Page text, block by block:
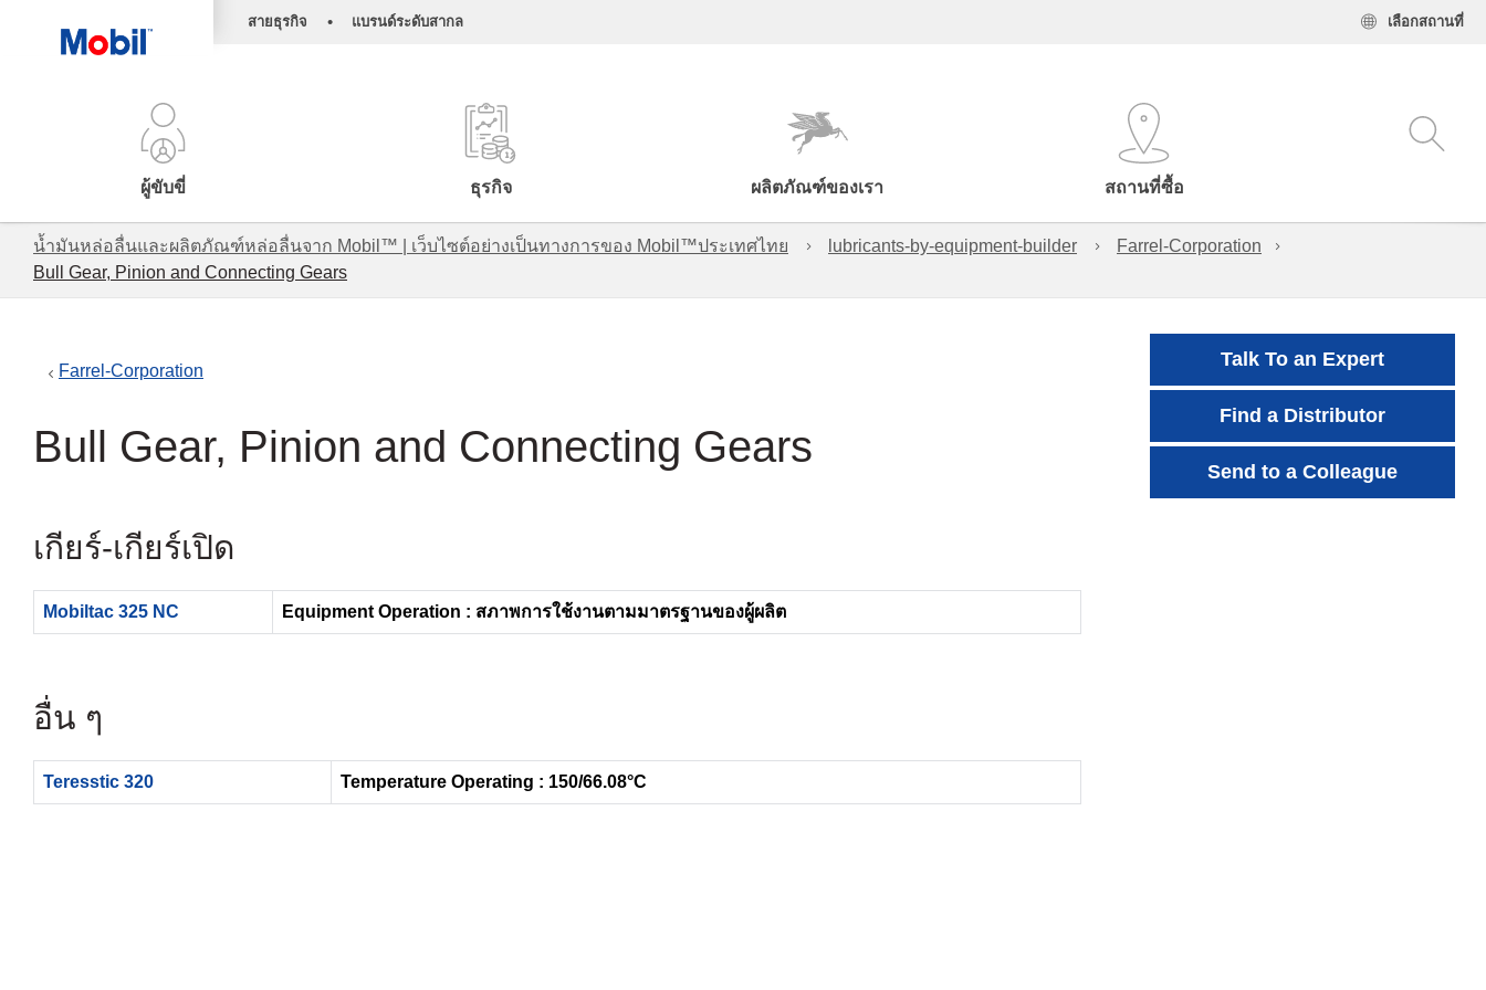
สายธุรกิจ • แบรนด์ระดับสากล เลือกสถานที่
ผู้ขับขี่ ธุรกิจ ผลิตภัณฑ์ของเรา สถานที่ซื้อ
น้ำมันหล่อลื่นและผลิตภัณฑ์หล่อลื่นจาก Mobil™ | เว็บไซต์อย่างเป็นทางการของ Mobil™ประเทศไทย lubricants-by-equipment-builder
Farrel-Corporation
Bull Gear, Pinion and Connecting Gears
Farrel-Corporation
Bull Gear, Pinion and Connecting Gears
เกียร์-เกียร์เปิด
Mobiltac 325 NC Equipment Operation : สภาพการใช้งานตามมาตรฐานของผู้ผลิต
อื่น ๆ
Teresstic 320 Temperature Operating : 150/66.08°C
Talk To an Expert
Find a Distributor
Send to a Colleague